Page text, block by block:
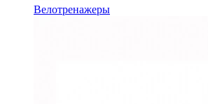
Велотренажеры